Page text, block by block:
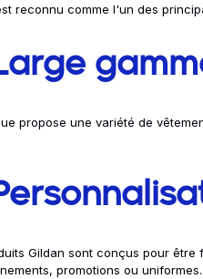
reconnu comme l'un des
propose une variété de
Gildan sont conçus pour
promotions ou uniformes.